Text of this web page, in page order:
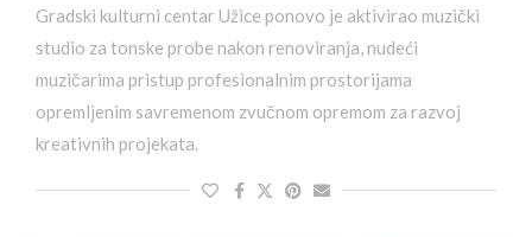
Gradski kulturni centar Užice ponovo je aktivirao muzički
studio za tonske probe nakon renoviranja, nudeći
muzičarima pristup profesionalnim prostorijama
opremljenim savremenom zvučnom opremom za razvoj
kreativnih projekata.